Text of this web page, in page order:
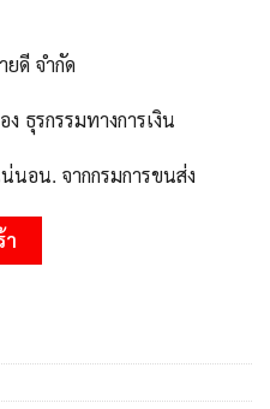
ดี จำกัด
ธุรกรรมทางการเงิน
นอน. จากกรมการขนส่ง
ง ขข 3883 เลขประมูล ทะเบียนสว
า